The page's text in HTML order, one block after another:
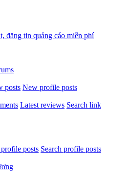
posts New profile posts
Latest reviews Search link
posts Search profile posts